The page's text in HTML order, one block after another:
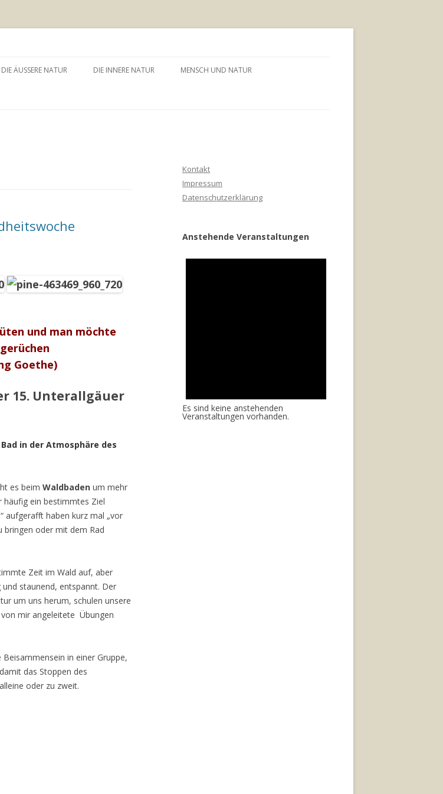
Inhalt
DIE ÄUSSERE NATUR DIE INNERE NATUR MENSCH UND NATUR
und man möchte
Goethe)
15. Unterallgäuer
in der Atmosphäre des
es beim Waldbaden um mehr
häufig ein bestimmtes Ziel
aufgerafft haben kurz mal „vor
bringen oder mit dem Rad
Zeit im Wald auf, aber
staunend, entspannt. Der
um uns herum, schulen unsere
mir angeleitete Übungen
in einer Gruppe,
das Stoppen des
oder zu zweit.
Kontakt
Impressum
Datenschutzerklärung
Anstehende Veranstaltungen
Es sind keine anstehenden
Veranstaltungen vorhanden.